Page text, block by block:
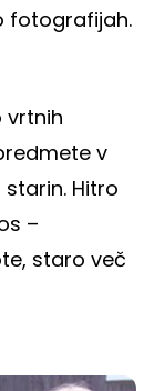
fotografijah.
vrtnih
v
Hitro
–
staro več